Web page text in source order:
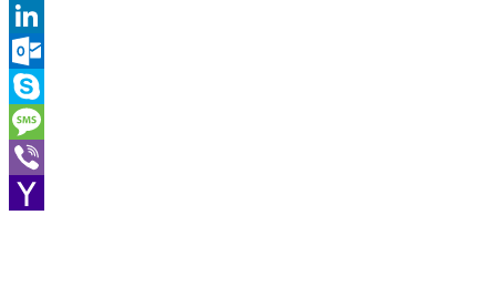
Gmail
LinkedIn
Outlook.com
Skype
Message
Viber